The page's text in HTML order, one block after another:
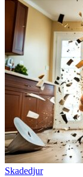
Skadedjur